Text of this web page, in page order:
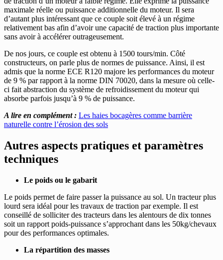
maximale réelle ou puissance additionnelle du moteur. Il sera
d’autant plus intéressant que ce couple soit élevé à un régime
relativement bas afin d’avoir une capacité de traction plus importante
sans avoir à accélérer outrageusement.
De nos jours, ce couple est obtenu à 1500 tours/min. Côté
constructeurs, on parle plus de normes de puissance. Ainsi, il est
admis que la norme ECE R120 majore les performances du moteur
de 9 % par rapport à la norme DIN 70020, dans la mesure où celle-
ci fait abstraction du système de refroidissement du moteur qui
absorbe parfois jusqu’à 9 % de puissance.
A lire en complément : Les haies bocagères comme barrière
naturelle contre l’érosion des sols
Autres aspects pratiques et paramètres
techniques
Le poids ou le gabarit
Le poids permet de faire passer la puissance au sol. Un tracteur plus
lourd sera idéal pour les travaux de traction par exemple. Il est
conseillé de solliciter des tracteurs dans les alentours de dix tonnes
soit un rapport poids-puissance s’approchant dans les 50kg/chevaux
pour des performances optimales.
La répartition des masses